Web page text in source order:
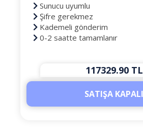
Sunucu uyumlu
Şifre gerekmez
Kademeli gönderim
0-2 saatte tamamlanır
117329.90 TL
SATIŞA KAPALI